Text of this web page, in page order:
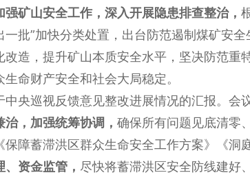
矿山安全工作，深入开展隐患排查整治，
批”加快分类处置，出台防范遏制煤矿安
造，提升矿山本质安全水平，坚决防范重
命财产安全和社会大局稳定。
巡视反馈意见整改进展情况的汇报。会
，加强统筹协调， 确保所有问题见底清零
蓄滞洪区群众生命安全工作方案》《洞
资金监管， 尽快将蓄滞洪区安全防线建好